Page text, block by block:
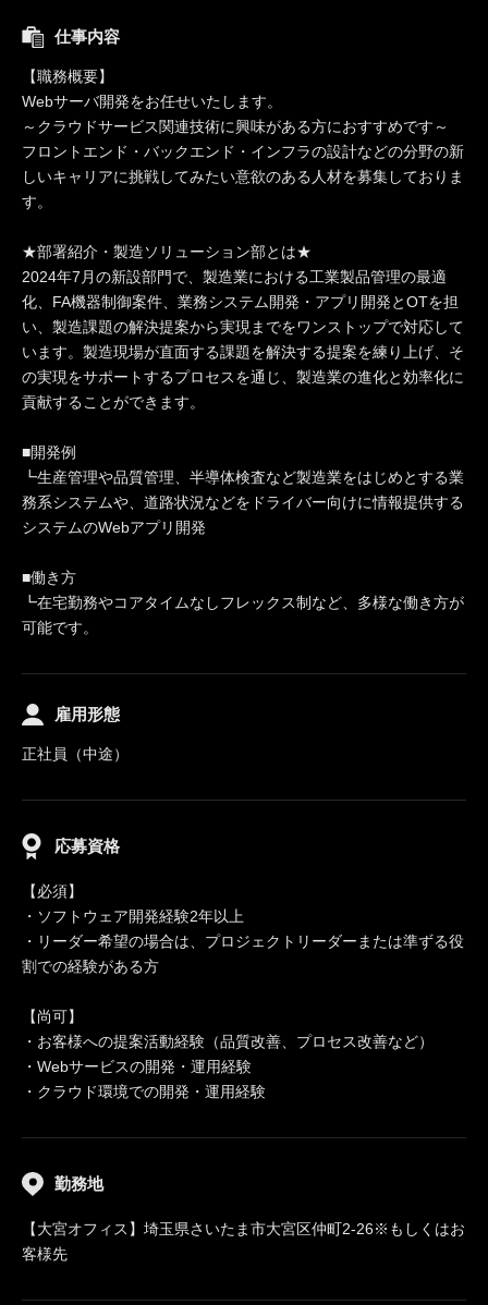
仕事内容
【職務概要】
Webサーバ開発をお任せいたします。
～クラウドサービス関連技術に興味がある方におすすめです～
フロントエンド・バックエンド・インフラの設計などの分野の新
しいキャリアに挑戦してみたい意欲のある人材を募集しておりま
す。
★部署紹介・製造ソリューション部とは★
2024年7月の新設部門で、製造業における工業製品管理の最適
化、FA機器制御案件、業務システム開発・アプリ開発とOTを担
い、製造課題の解決提案から実現までをワンストップで対応して
います。製造現場が直面する課題を解決する提案を練り上げ、そ
の実現をサポートするプロセスを通じ、製造業の進化と効率化に
貢献することができます。
■開発例
┗生産管理や品質管理、半導体検査など製造業をはじめとする業
務系システムや、道路状況などをドライバー向けに情報提供する
システムのWebアプリ開発
■働き方
┗在宅勤務やコアタイムなしフレックス制など、多様な働き方が
可能です。
雇用形態
正社員（中途）
応募資格
【必須】
・ソフトウェア開発経験2年以上
・リーダー希望の場合は、プロジェクトリーダーまたは準ずる役
割での経験がある方
【尚可】
・お客様への提案活動経験（品質改善、プロセス改善など）
・Webサービスの開発・運用経験
・クラウド環境での開発・運用経験
勤務地
【大宮オフィス】埼玉県さいたま市大宮区仲町2‐26※もしくはお
客様先